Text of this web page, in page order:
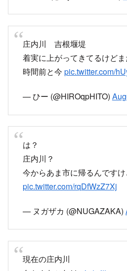
10分ほど前の庄内川増水中
まだまだ雨は続きそうです
身の安全確保を第一に行動
増水中#身の安全確保#雨#名
増水している庄内川の様子
庄内川の松川橋。河川敷のサ
いたpic.twitter.com/
— tatsuzin814 (@kotettsann)